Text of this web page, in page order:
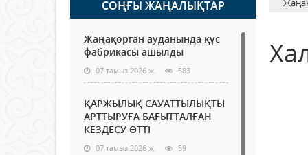
СОҢҒЫ ЖАҢАЛЫҚТАР
Жаңақорған ауданында құс
фабрикасы ашылды
07 тамыз 2026 ж. 583
ҚАРЖЫЛЫҚ САУАТТЫЛЫҚТЫ
АРТТЫРУҒА БАҒЫТТАЛҒАН
КЕЗДЕСУ ӨТТІ
07 тамыз 2026 ж. 59